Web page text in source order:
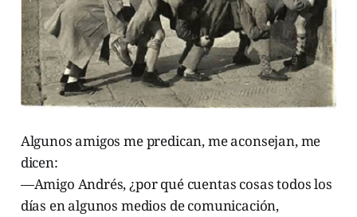
Algunos amigos me predican, me aconsejan, me
dicen:
—Amigo Andrés, ¿por qué cuentas cosas todos los
días en algunos medios de comunicación,